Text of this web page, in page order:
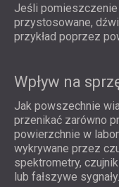
Jeśli
przystosowane,
przykład poprzez
Wpływ na
Jak powszechnie
przenikać zarówno
powierzchnie w
wykrywane przez
spektrometry,
lub fałszywe sygnały.